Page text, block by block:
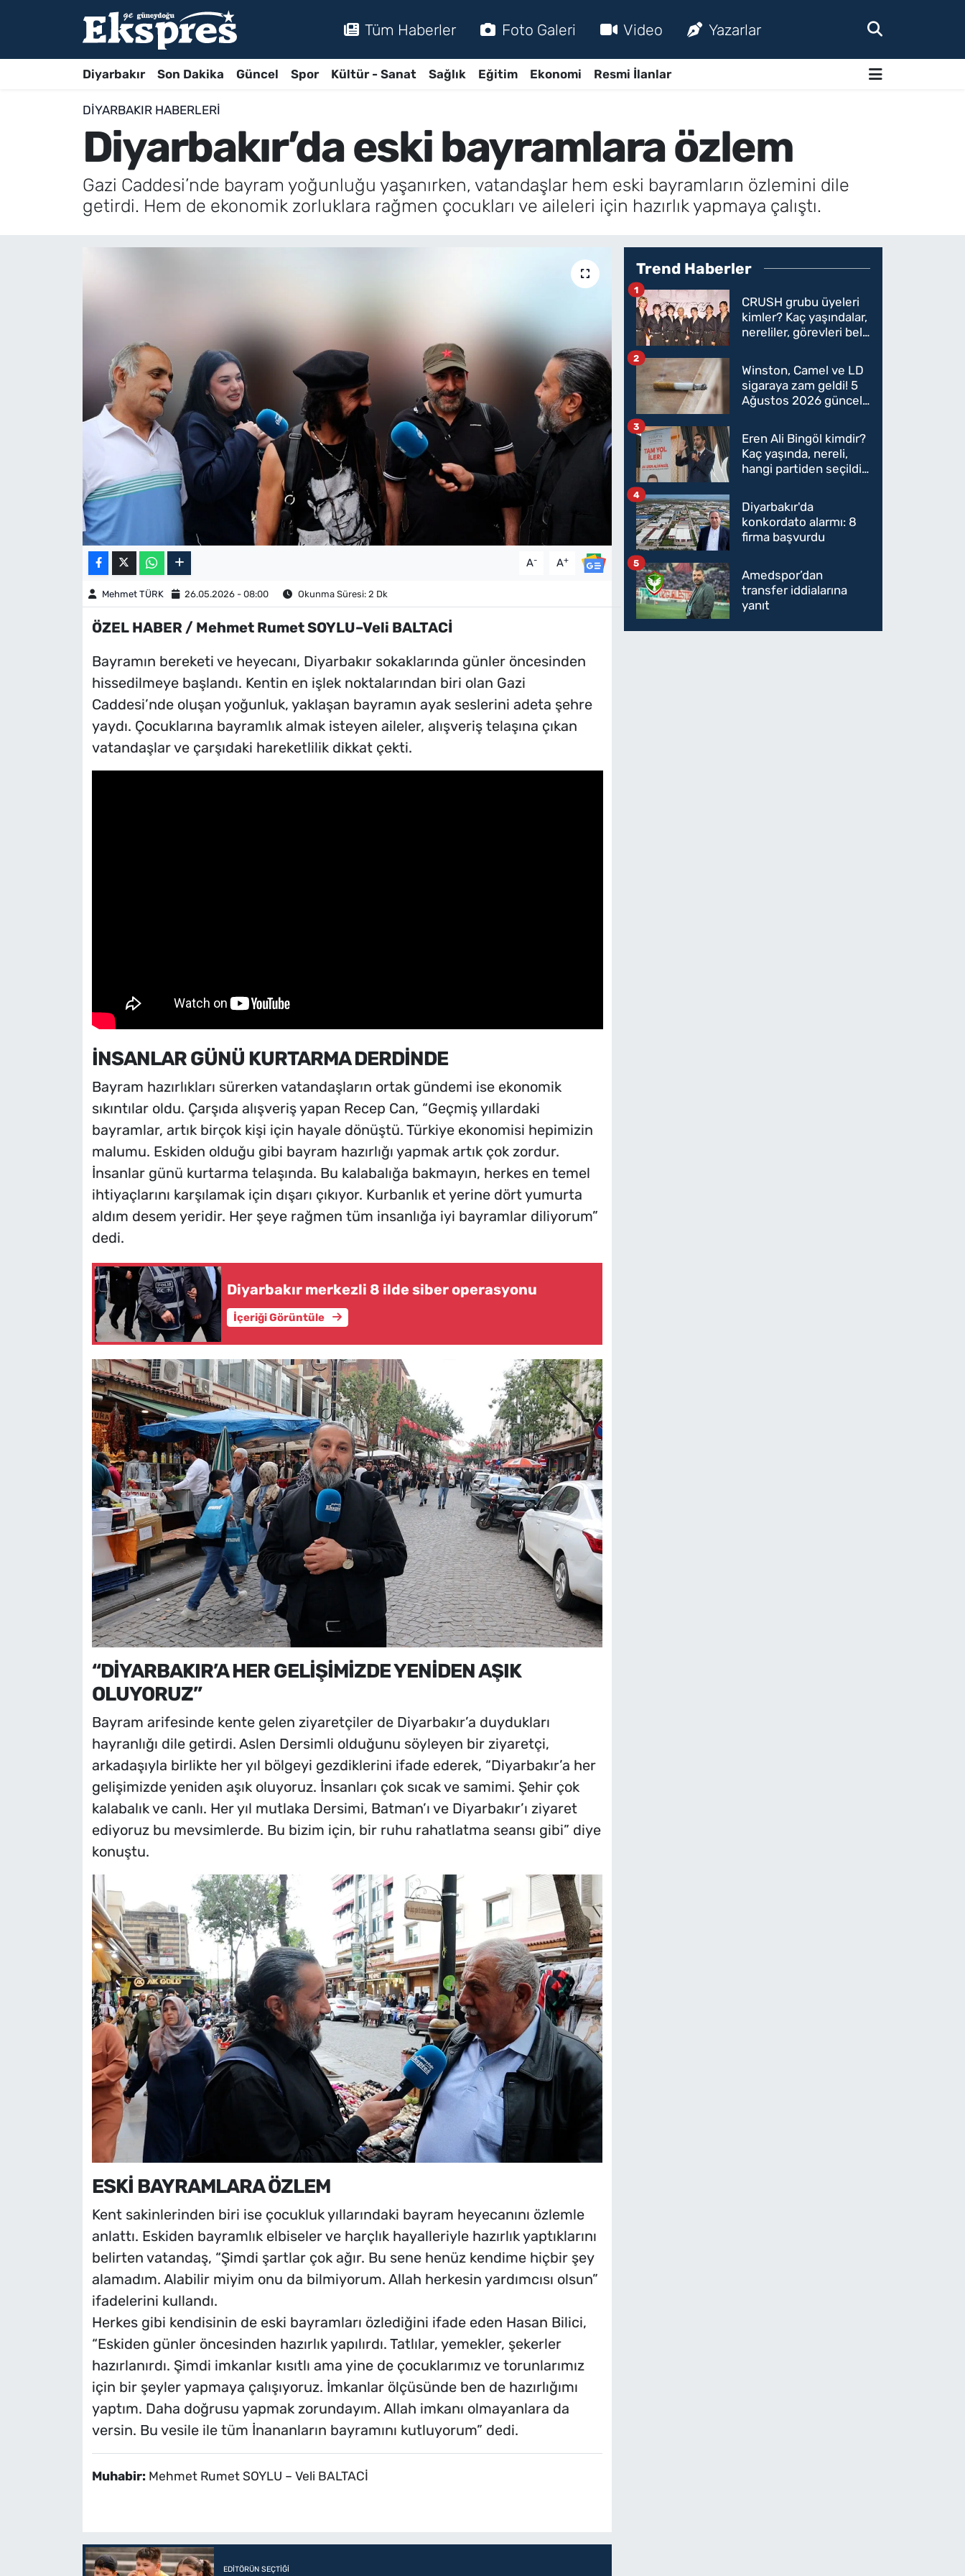
Tüm Haberler Foto Galeri Video Yazarlar
Diyarbakır Son Dakika Güncel Spor Kültür - Sanat Sağlık Eğitim Ekonomi Resmi İlanlar
DIYARBAKIR HABERLERI
Diyarbakır’da eski bayramlara özlem
Gazi Caddesi’nde bayram yoğunluğu yaşanırken, vatandaşlar hem eski bayramların özlemini dile
getirdi. Hem de ekonomik zorluklara rağmen çocukları ve aileleri için hazırlık yapmaya çalıştı.
A- A+
Mehmet TÜRK 26.05.2026 - 08:00 Okunma Süresi: 2 Dk
ÖZEL HABER / Mehmet Rumet SOYLU–Veli BALTACİ
Bayramın bereketi ve heyecanı, Diyarbakır sokaklarında günler öncesinden
hissedilmeye başlandı. Kentin en işlek noktalarından biri olan Gazi
Caddesi’nde oluşan yoğunluk, yaklaşan bayramın ayak seslerini adeta şehre
yaydı. Çocuklarına bayramlık almak isteyen aileler, alışveriş telaşına çıkan
vatandaşlar ve çarşıdaki hareketlilik dikkat çekti.
İNSANLAR GÜNÜ KURTARMA DERDİNDE
Bayram hazırlıkları sürerken vatandaşların ortak gündemi ise ekonomik
sıkıntılar oldu. Çarşıda alışveriş yapan Recep Can, “Geçmiş yıllardaki
bayramlar, artık birçok kişi için hayale dönüştü. Türkiye ekonomisi hepimizin
malumu. Eskiden olduğu gibi bayram hazırlığı yapmak artık çok zordur.
İnsanlar günü kurtarma telaşında. Bu kalabalığa bakmayın, herkes en temel
ihtiyaçlarını karşılamak için dışarı çıkıyor. Kurbanlık et yerine dört yumurta
aldım desem yeridir. Her şeye rağmen tüm insanlığa iyi bayramlar diliyorum”
dedi.
Diyarbakır merkezli 8 ilde siber operasyonu
İçeriği Görüntüle
“DİYARBAKIR’A HER GELİŞİMİZDE YENİDEN AŞIK
OLUYORUZ”
Bayram arifesinde kente gelen ziyaretçiler de Diyarbakır’a duydukları
hayranlığı dile getirdi. Aslen Dersimli olduğunu söyleyen bir ziyaretçi,
arkadaşıyla birlikte her yıl bölgeyi gezdiklerini ifade ederek, “Diyarbakır’a her
gelişimizde yeniden aşık oluyoruz. İnsanları çok sıcak ve samimi. Şehir çok
kalabalık ve canlı. Her yıl mutlaka Dersimi, Batman’ı ve Diyarbakır’ı ziyaret
ediyoruz bu mevsimlerde. Bu bizim için, bir ruhu rahatlatma seansı gibi” diye
konuştu.
ESKİ BAYRAMLARA ÖZLEM
Kent sakinlerinden biri ise çocukluk yıllarındaki bayram heyecanını özlemle
anlattı. Eskiden bayramlık elbiseler ve harçlık hayalleriyle hazırlık yaptıklarını
belirten vatandaş, “Şimdi şartlar çok ağır. Bu sene henüz kendime hiçbir şey
alamadım. Alabilir miyim onu da bilmiyorum. Allah herkesin yardımcısı olsun”
ifadelerini kullandı.
Herkes gibi kendisinin de eski bayramları özlediğini ifade eden Hasan Bilici,
“Eskiden günler öncesinden hazırlık yapılırdı. Tatlılar, yemekler, şekerler
hazırlanırdı. Şimdi imkanlar kısıtlı ama yine de çocuklarımız ve torunlarımız
için bir şeyler yapmaya çalışıyoruz. İmkanlar ölçüsünde ben de hazırlığımı
yaptım. Daha doğrusu yapmak zorundayım. Allah imkanı olmayanlara da
versin. Bu vesile ile tüm İnananların bayramını kutluyorum” dedi.
Muhabir: Mehmet Rumet SOYLU – Veli BALTACİ
EDITÖRÜN SEÇTIĞI
Trend Haberler
CRUSH grubu üyeleri
kimler? Kaç yaşındalar,
nereliler, görevleri belli
1
Winston, Camel ve LD
sigaraya zam geldi! 5
Ağustos 2026 güncel
oldu
2
Eren Ali Bingöl kimdir?
Kaç yaşında, nereli,
hangi partiden seçildi?
Parti'ye mi geçecek?
3
Diyarbakır'da
konkordato alarmı: 8
firma başvurdu
4
Amedspor’dan
transfer iddialarına
yanıt
5